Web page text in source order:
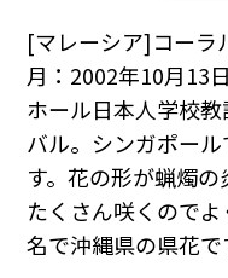
[マレーシア]コーラ
月：2002年10月13
ホール日本人学校
バル。シンガポー
す。花の形が蝋燭
たくさん咲くので
名で沖縄県の県花で